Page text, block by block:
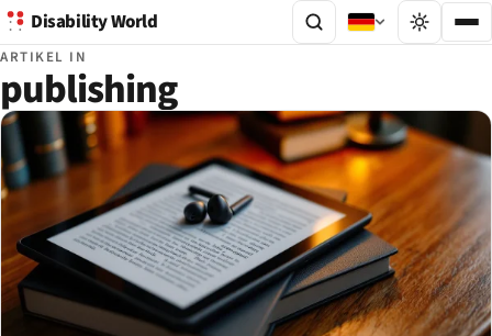
Disability World
ARTIKEL IN
publishing